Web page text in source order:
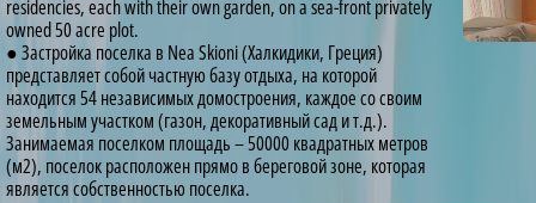
residencies, each with their own garden, on a sea-front privately
owned 50 acre plot.
● Застройка поселка в Nea Skioni (Халкидики, Греция)
представляет собой частную базу отдыха, на которой
находится 54 независимых домостроения, каждое со своим
земельным участком (газон, декоративный сад и т.д.).
Занимаемая поселком площадь – 50000 квадратных метров
(м2), поселок расположен прямо в береговой зоне, которая
является собственностью поселка.